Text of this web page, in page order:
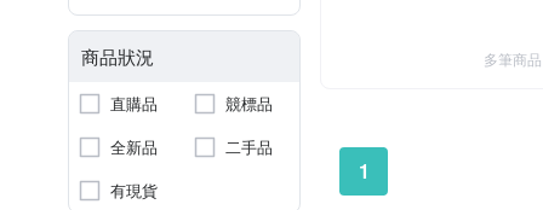
商品狀況
直購品
競標品
全新品
二手品
有現貨
多筆商品
1